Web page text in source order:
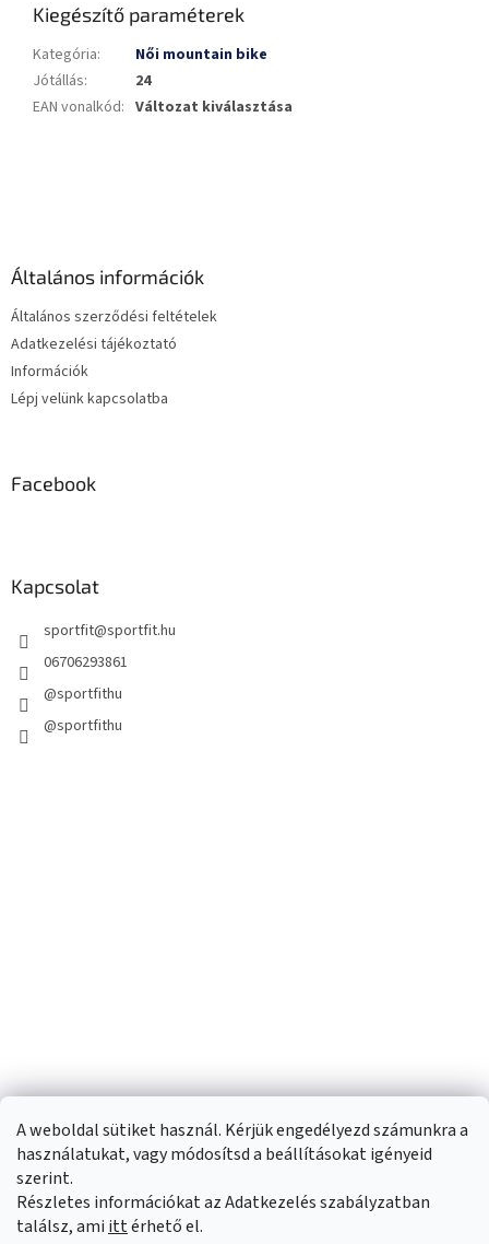
A weboldal sütiket használ. Kérjük engedélyezd számunkra a
használatukat, vagy módosítsd a beállításokat igényeid
szerint.
Részletes információkat az Adatkezelés szabályzatban
találsz, ami ittérhető el.
Kiegészítő paraméterek
Kategória:
Női mountain bike
Jótállás:
24
EAN vonalkód: Változat kiválasztása
Általános információk
Általános szerződési feltételek
Adatkezelési tájékoztató
Információk
Lépj velünk kapcsolatba
Facebook
Kapcsolat
sportfit@sportfit.hu
06706293861
@sportfithu
@sportfithu
Shoptet készítette